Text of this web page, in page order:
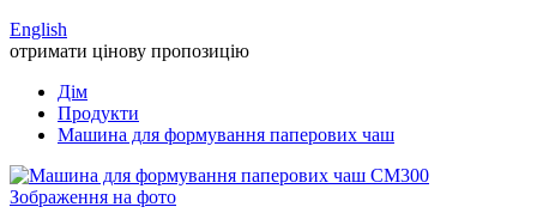
English
отримати цінову пропозицію
Дім
Продукти
Машина для формування паперових чаш